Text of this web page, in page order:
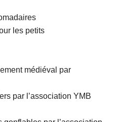
les petits
médiéval par
par l’association YMB